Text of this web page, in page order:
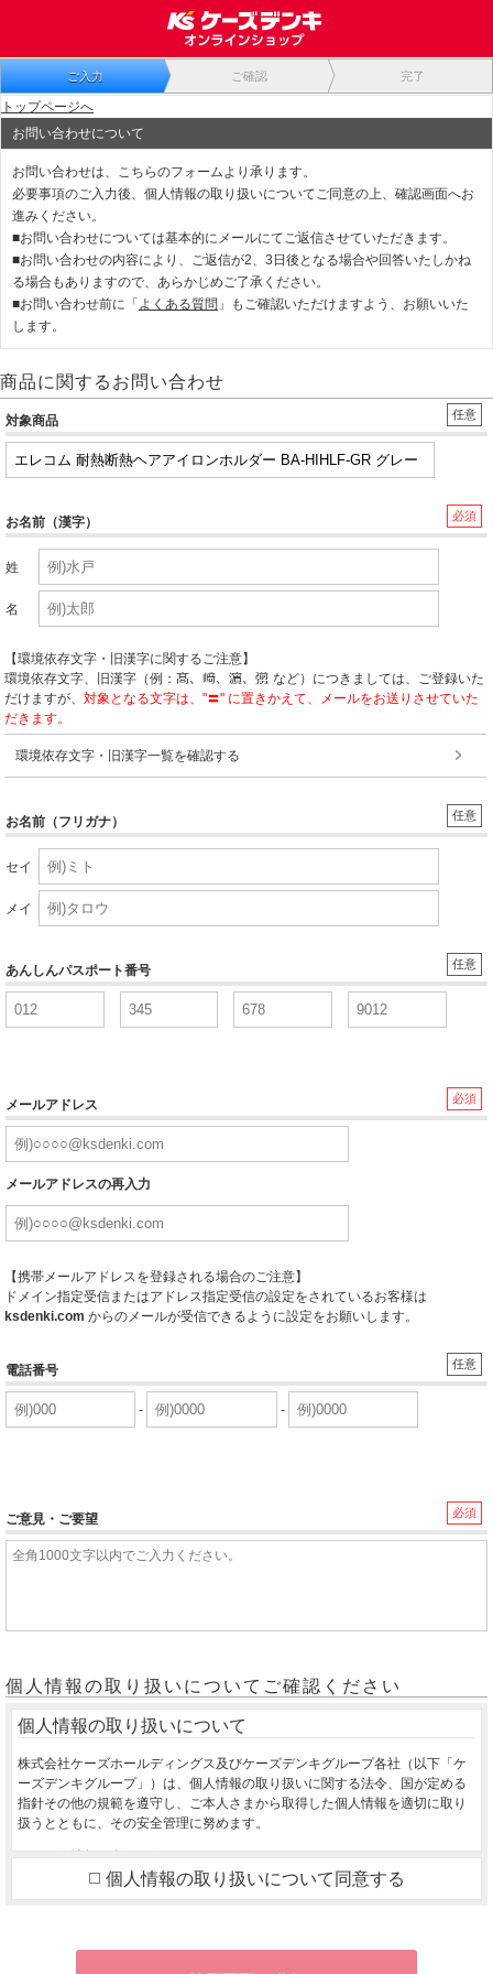
ご入力 ご確認 完了
トップページへ
お問い合わせについて
お問い合わせは、こちらのフォームより承ります。
必要事項のご入力後、個人情報の取り扱いについてご同意の上、確認画面へお
進みください。
■お問い合わせについては基本的にメールにてご返信させていただきます。
■お問い合わせの内容により、ご返信が2、3日後となる場合や回答いたしかね
る場合もありますので、あらかじめご了承ください。
■お問い合わせ前に「 よくある質問 」もご確認いただけますよう、お願いいた
します。
商品に関するお問い合わせ
任意
対象商品
必須
お名前（漢字）
姓
名
【環境依存文字・旧漢字に関するご注意】
環境依存文字、旧漢字（例：
など）につきましては、ご登録いた
だけますが、 対象となる文字は、"〓" に置きかえて、メールをお送りさせていた
だきます。
環境依存文字・旧漢字一覧を確認する
任意
お名前（フリガナ）
セイ
メイ
任意
あんしんパスポート番号
必須
メールアドレス
メールアドレスの再入力
【携帯メールアドレスを登録される場合のご注意】
ドメイン指定受信またはアドレス指定受信の設定をされているお客様は
ksdenki.com からのメールが受信できるように設定をお願いします。
任意
電話番号
- -
必須
ご意見・ご要望
個人情報の取り扱いについてご確認ください
個人情報の取り扱いについて
株式会社ケーズホールディングス及びケーズデンキグループ各社（以下「ケ
ーズデンキグループ」）は、個人情報の取り扱いに関する法令、国が定める
指針その他の規範を遵守し、ご本人さまから取得した個人情報を適切に取り
扱うとともに、その安全管理に努めます。
１．個人情報の利用目的
ご本人さまから同意をいただいた利用目的の達成に必要な範囲を超えて、取
得した個人情報を利用いたしません。
お取り寄せ商品が入荷した際、お客様にご連絡させていただくため
個人情報の取り扱いについて同意する